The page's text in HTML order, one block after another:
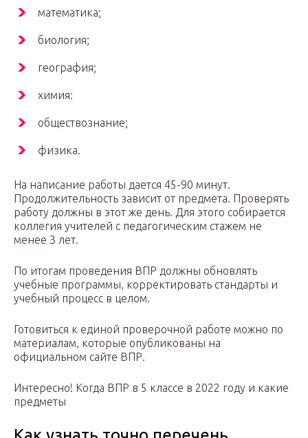
математика;
биология;
география;
химия:
обществознание;
физика.
На написание работы дается 45-90 минут.
Продолжительность зависит от предмета. Проверять
работу должны в этот же день. Для этого собирается
коллегия учителей с педагогическим стажем не
менее 3 лет.
По итогам проведения ВПР должны обновлять
учебные программы, корректировать стандарты и
учебный процесс в целом.
Готовиться к единой проверочной работе можно по
материалам, которые опубликованы на
официальном сайте ВПР.
Интересно! Когда ВПР в 5 классе в 2022 году и какие
предметы